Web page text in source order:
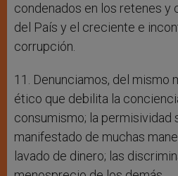
condenados en los retenes y
del País y el creciente e
corrupción.
11. Denunciamos, del mismo
ético que debilita la
consumismo; la permisividad
manifestado de muchas
lavado de dinero; las